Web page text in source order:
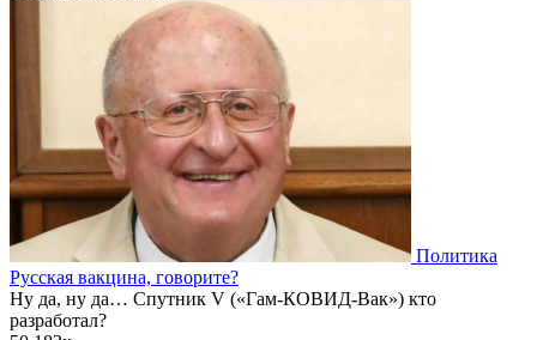
Политика
Русская вакцина, говорите?
Ну да, ну да… Спутник V («Гам-КОВИД-Вак») кто
разработал?